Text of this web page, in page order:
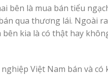
bên là mua bán tiểu
qua thương lái. Ngoài
kia là có thật hay
Việt Nam bán và